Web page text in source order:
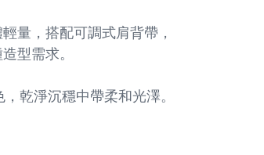
量，搭配可調式肩背帶，
型需求。
乾淨沉穩中帶柔和光澤。